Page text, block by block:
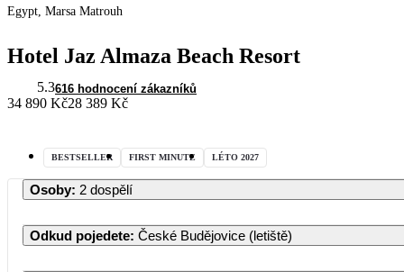
Egypt, Marsa Matrouh
Hotel Jaz Almaza Beach Resort
5.3616 hodnocení zákazníků
34 890 Kč28 389 Kč
BESTSELLER FIRST MINUTE LÉTO 2027
Osoby: 2 dospělí
Odkud pojedete: České Budějovice (letiště)